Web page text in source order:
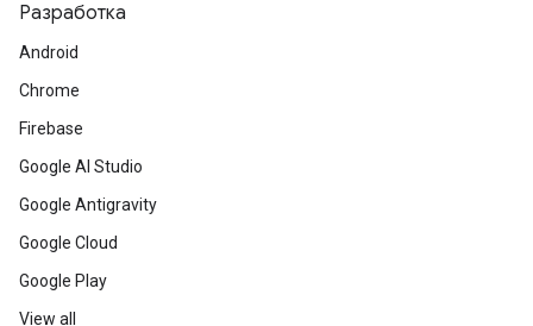
Разработка
Android
Chrome
Firebase
Google AI Studio
Google Antigravity
Google Cloud
Google Play
View all